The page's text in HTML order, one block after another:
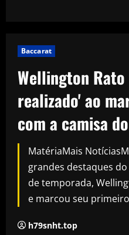
Baccarat
Wellington
realizado' ao
com a camisa
MatériaMais
grandes destaques
de temporada,
e marcou seu primeiro
h79snht.top